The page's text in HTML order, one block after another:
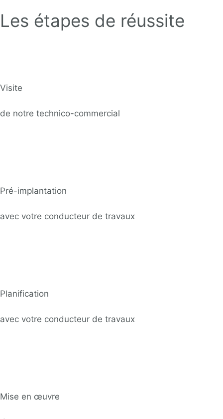
Les étapes de réussite
Visite
de notre technico-commercial
Pré-implantation
avec votre conducteur de travaux
Planification
avec votre conducteur de travaux
Mise en œuvre